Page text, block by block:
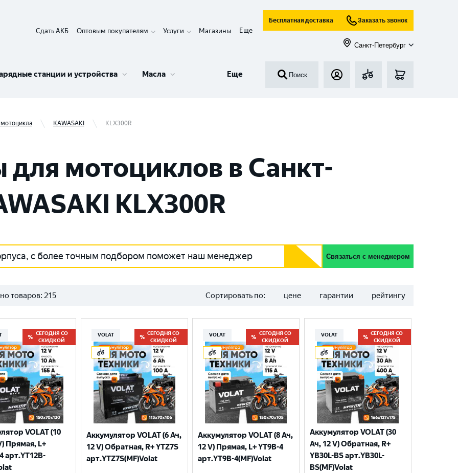
Сдать АКБ Оптовым покупателям Услуги Магазины Еще
Бесплатная доставка Заказать звонок
Санкт-Петербург
станции и устройства Масла Еще Поиск
KAWASAKI KLX300R
мотоциклов в Санкт-
KLX300R
с более точным подбором поможет наш менеджер Связаться с менеджером
товаров: 215 Сортировать по: цене гарантии рейтингу
СЕГОДНЯ СО
СКИДКОЙ
VOLAT (10
Прямая, L+
арт.YT12B-
VOLAT
СЕГОДНЯ СО
СКИДКОЙ
Аккумулятор VOLAT (6 Ач,
12 V) Обратная, R+ YTZ7S
арт.YTZ7S(MF)Volat
VOLAT
СЕГОДНЯ СО
СКИДКОЙ
Аккумулятор VOLAT (8 Ач,
12 V) Прямая, L+ YT9B-4
арт.YT9B-4(MF)Volat
VOLAT
СЕГОДНЯ СО
СКИДКОЙ
Аккумулятор VOLAT (30
Ач, 12 V) Обратная, R+
YB30L-BS арт.YB30L-
BS(MF)Volat